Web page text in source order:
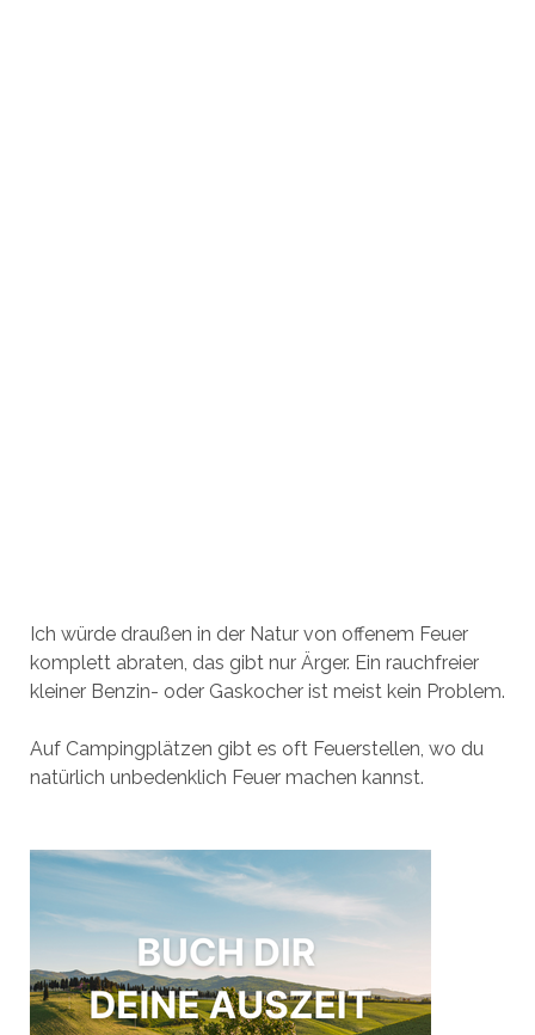
Ich würde draußen in der Natur von offenem Feuer
komplett abraten, das gibt nur Ärger. Ein rauchfreier
kleiner Benzin- oder Gaskocher ist meist kein Problem.
Auf Campingplätzen gibt es oft Feuerstellen, wo du
natürlich unbedenklich Feuer machen kannst.